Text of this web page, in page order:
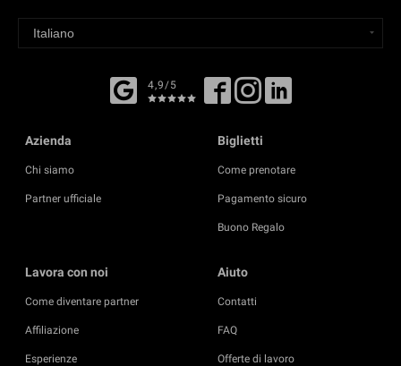
4,9/5
Azienda
Chi siamo
Partner ufficiale
Biglietti
Come prenotare
Pagamento sicuro
Buono Regalo
Lavora con noi
Come diventare partner
Affiliazione
Esperienze
Aiuto
Contatti
FAQ
Offerte di lavoro